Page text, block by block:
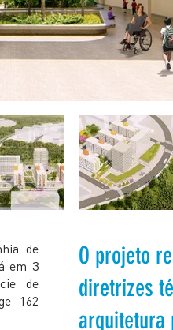
de
em 3
de
162
O projeto
diretrizes
arquitetura